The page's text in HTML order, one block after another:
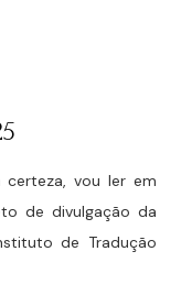
vou ler em
de divulgação da
de Tradução